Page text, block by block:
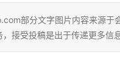
部分文字图片内容来源于
接受投稿是出于传递更多信